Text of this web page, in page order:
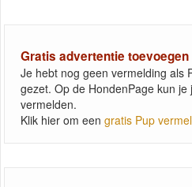
Gratis advertentie toevoegen
Je hebt nog geen vermelding als
gezet. Op de HondenPage kun je
vermelden.
Klik hier om een gratis Pup